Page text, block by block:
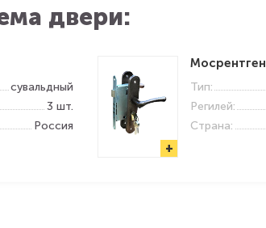
двери:
сувальдный
3 шт.
Россия
+
Мосрентген
Тип:
Регилей:
Страна: